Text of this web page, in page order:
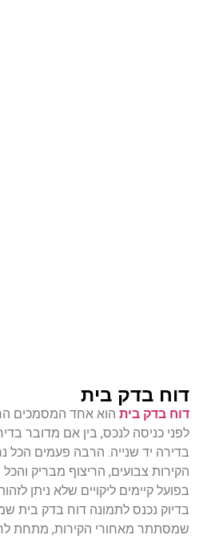
דוח בדק בית
דוח בדק בית הוא אחד המסמכים
לפני כניסה לנכס, בין אם מדובר
בדירה יד שנייה. הרבה פעמים הכל
הקירות צבועים, הריצוף מבריק
בפועל קיימים ליקויים שלא ניתן
בדיוק נכנס לתמונה דוח בדק בית
שמסתתר מאחורי הקירות, מתחת